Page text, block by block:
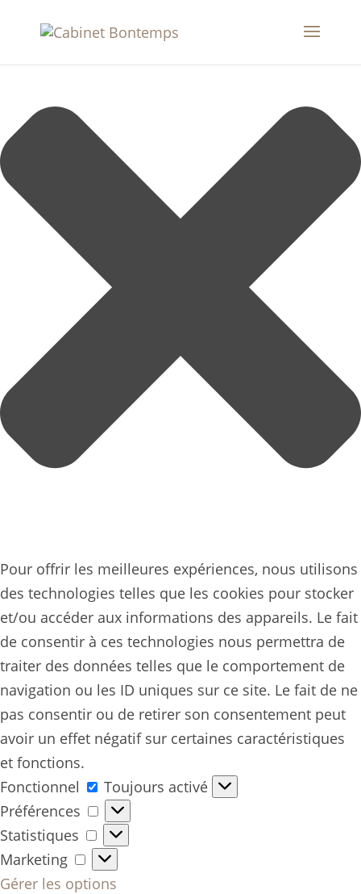
Pour offrir les meilleures expériences, nous utilisons
des technologies telles que les cookies pour stocker
et/ou accéder aux informations des appareils. Le fait
de consentir à ces technologies nous permettra de
traiter des données telles que le comportement de
navigation ou les ID uniques sur ce site. Le fait de ne
pas consentir ou de retirer son consentement peut
avoir un effet négatif sur certaines caractéristiques
et fonctions.
Fonctionnel
Fonctionnel
Toujours activé
Préférences
Préférences
Statistiques
Statistiques
Marketing
Marketing
Gérer les options